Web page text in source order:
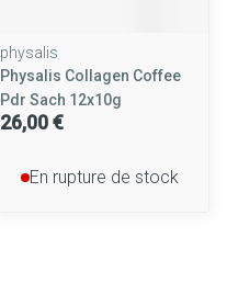
physalis
Physalis Collagen Coffee
Pdr Sach 12x10g
26,00 €
En rupture de stock